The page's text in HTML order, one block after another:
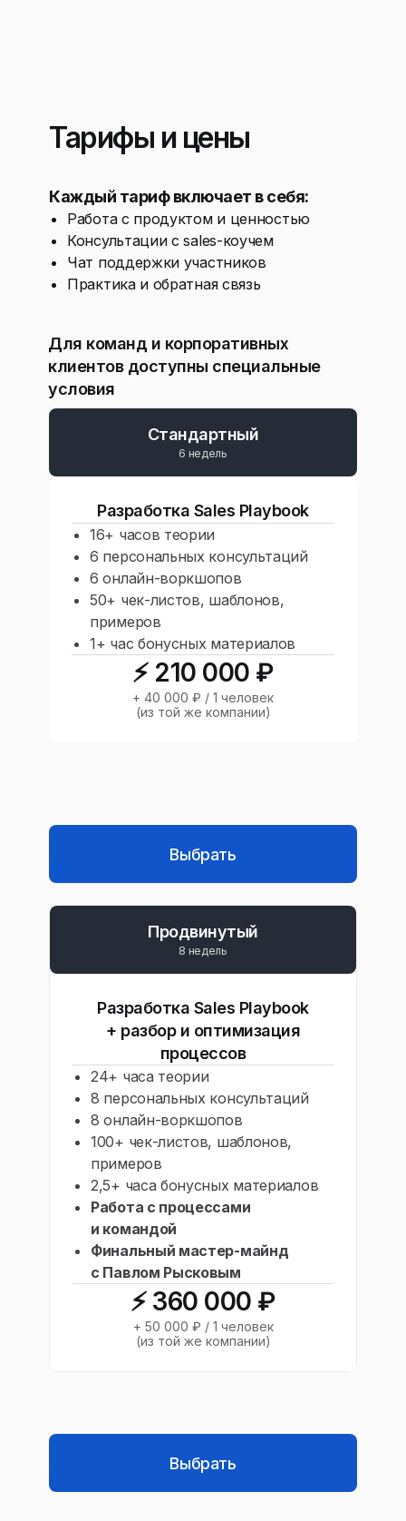
Тарифы и цены
Стандартный
6 недель
Разработка Sales Playbook
16+ часов теории
6 персональных консультаций
6 онлайн-воркшопов
50+ чек-листов, шаблонов,
примеров
1+ час бонусных материалов
⚡️ 210 000 ₽
+ 40 000 ₽ / 1 человек
(из той же компании)
Продвинутый
8 недель
Разработка Sales Playbook
+ разбор и оптимизация
процессов
24+ часа теории
8 персональных консультаций
8 онлайн-воркшопов
100+ чек-листов, шаблонов,
примеров
2,5+ часа бонусных материалов
Работа с процессами
и командой
Финальный мастер-майнд
с Павлом Рысковым
⚡️ 360 000 ₽
+ 50 000 ₽ / 1 человек
(из той же компании)
Каждый тариф включает в себя:
Работа с продуктом и ценностью
Консультации с sales-коучем
Чат поддержки участников
Практика и обратная связь
Для команд и корпоративных
клиентов доступны специальные
условия
Выбрать
Выбрать